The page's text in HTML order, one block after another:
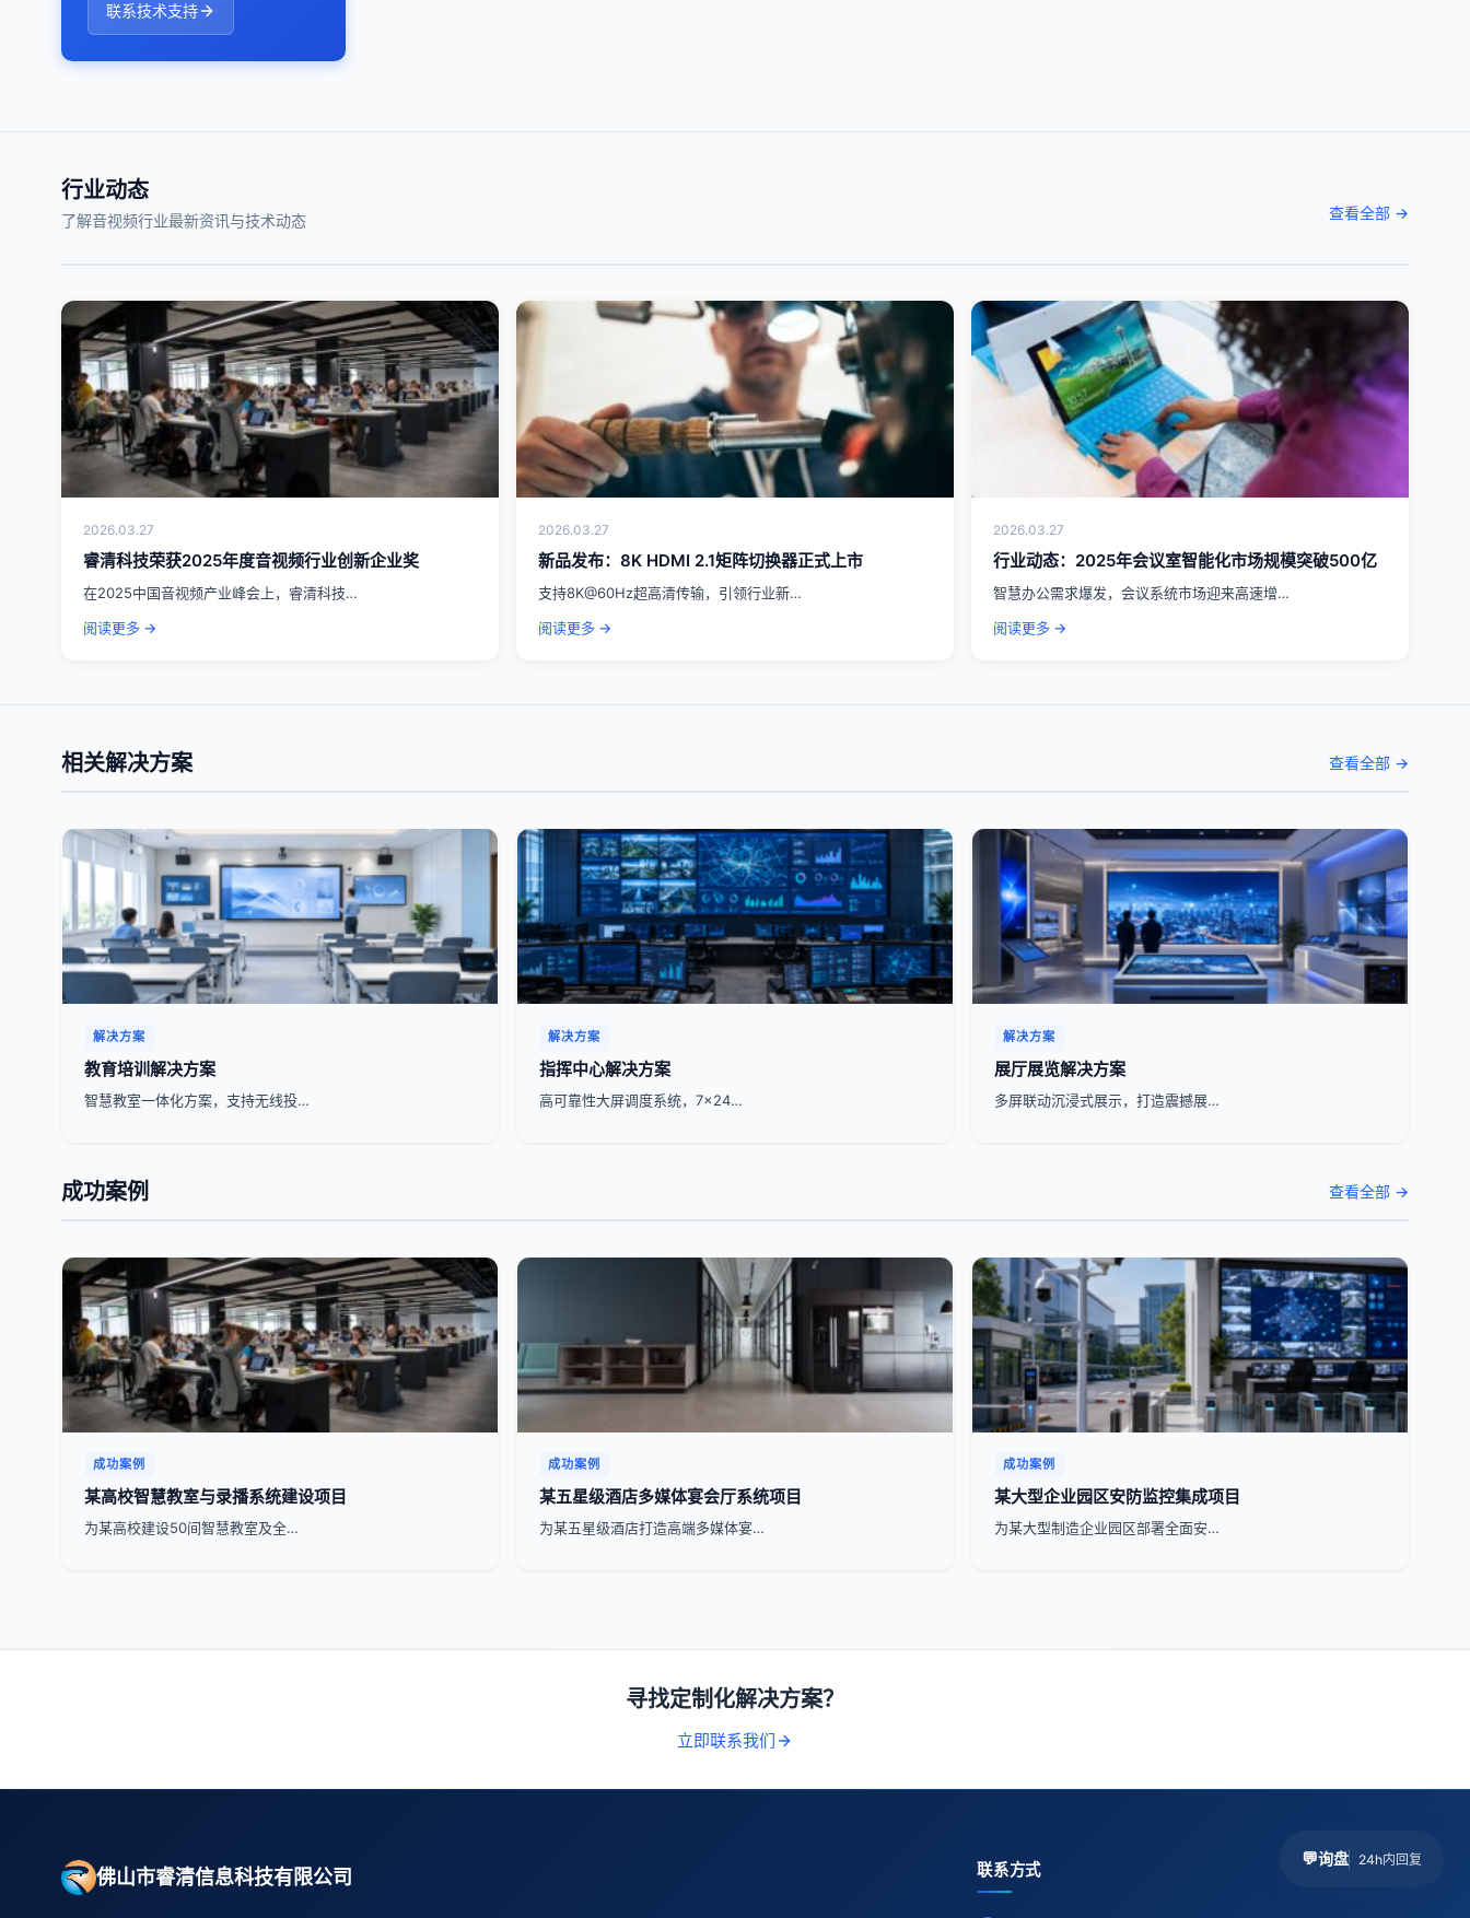
联系技术支持
行业动态
了解音视频行业最新资讯与技术动态 查看全部 →
2026.03.27
睿清科技荣获2025年度音视频行业创新企业奖
在2025中国音视频产业峰会上，睿清科技…
阅读更多 →
2026.03.27
新品发布：8K HDMI 2.1矩阵切换器正式上市
支持8K@60Hz超高清传输，引领行业新…
阅读更多 →
2026.03.27
行业动态：2025年会议室智能化市场规模突破500亿
智慧办公需求爆发，会议系统市场迎来高速增…
阅读更多 →
相关解决方案 查看全部 →
解决方案
教育培训解决方案
智慧教室一体化方案，支持无线投…
解决方案
指挥中心解决方案
高可靠性大屏调度系统，7x24…
解决方案
展厅展览解决方案
多屏联动沉浸式展示，打造震撼展…
成功案例 查看全部 →
成功案例
某高校智慧教室与录播系统建设项目
为某高校建设50间智慧教室及全…
成功案例
某五星级酒店多媒体宴会厅系统项目
为某五星级酒店打造高端多媒体宴…
成功案例
某大型企业园区安防监控集成项目
为某大型制造企业园区部署全面安…
寻找定制化解决方案？
立即联系我们
佛山市睿清信息科技有限公司 联系方式
💬询盘 24h内回复